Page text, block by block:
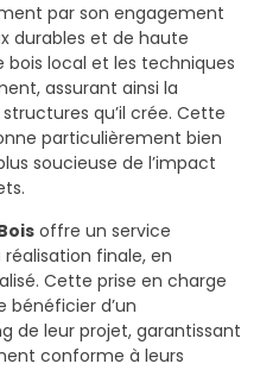
par son engagement
durables et de haute
bois local et les techniques
assurant ainsi la
qu’il crée. Cette
particulièrement bien
soucieuse de l’impact
offre un service
finale, en
Cette prise en charge
bénéficier d’un
de leur projet, garantissant
conforme à leurs